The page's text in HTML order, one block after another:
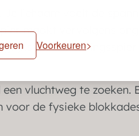
Voorkeuren
lichaam voelt de
maakt vervolgens
vluchtweg te zoeken.
voor de fysieke